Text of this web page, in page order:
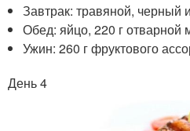
Завтрак: травяной, черный
Обед: яйцо, 220 г отварной
Ужин: 260 г фруктового
День 4